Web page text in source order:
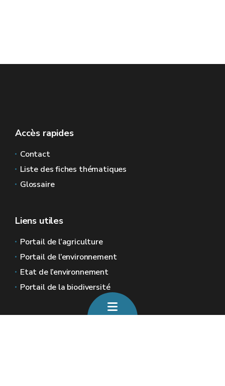
Accès rapides
Contact
Liste des fiches thématiques
Glossaire
Liens utiles
Portail de l’agriculture
Portail de l’environnement
Etat de l’environnement
Portail de la biodiversité